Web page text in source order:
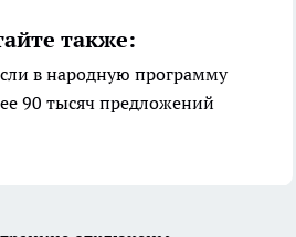
также:
в народную программу
90 тысяч предложений